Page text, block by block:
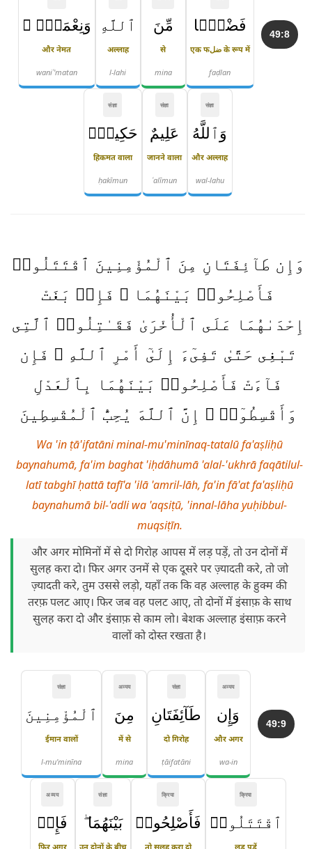
49:8 فَضْلًۭا
एक फضل के रूप में
faḍlan
مِّنَ
से
mina
ٱللَّهِ
अल्लाह
l-lahi
وَنِعْمَةًۭ ۚ
और नेमत
waniʿ'matan
संज्ञा
وَٱللَّهُ
और अल्लाह
wal-lahu
संज्ञा
عَلِيمٌ
जानने वाला
ʿalīmun
संज्ञा
حَكِيمٌۭ
हिकमत वाला
ḥakīmun
وَإِن طَآئِفَتَانِ مِنَ ٱلْمُؤْمِنِينَ ٱقْتَتَلُوا۟
فَأَصْلِحُوا۟ بَيْنَهُمَا ۖ فَإِنۢ بَغَتْ
إِحْدَىٰهُمَا عَلَى ٱلْأُخْرَىٰ فَقَـٰتِلُوا۟ ٱلَّتِى
تَبْغِى حَتَّىٰ تَفِىٓءَ إِلَىٰٓ أَمْرِ ٱللَّهِ ۚ فَإِن
فَآءَتْ فَأَصْلِحُوا۟ بَيْنَهُمَا بِٱلْعَدْلِ
وَأَقْسِطُوٓا۟ ۖ إِنَّ ٱللَّهَ يُحِبُّ ٱلْمُقْسِطِينَ
Wa 'in ṭā'ifatāni minal-mu'minīnaq-tatalū fa'aṣliḥū
baynahumā, fa'im baghat 'iḥdāhumā 'alal-'ukhrā faqātilul-
latī tabghī ḥattā tafī'a 'ilā 'amril-lāh, fa'in fā'at fa'aṣliḥū
baynahumā bil-'adli wa 'aqsiṭū, 'innal-lāha yuḥibbul-
muqsiṭīn.
और अगर मोमिनों में से दो गिरोह आपस में लड़ पड़ें, तो उन दोनों में
सुलह करा दो। फिर अगर उनमें से एक दूसरे पर ज़्यादती करे, तो जो
ज़्यादती करे, तुम उससे लड़ो, यहाँ तक कि वह अल्लाह के हुक्म की
तरफ़ पलट आए। फिर जब वह पलट आए, तो दोनों में इंसाफ़ के साथ
सुलह करा दो और इंसाफ़ से काम लो। बेशक अल्लाह इंसाफ़ करने
वालों को दोस्त रखता है।
49:9
अव्यय
وَإِن
और अगर
wa-in
संज्ञा
طَآئِفَتَانِ
दो गिरोह
ṭāifatāni
अव्यय
مِنَ
में से
mina
संज्ञा
ٱلْمُؤْمِنِينَ
ईमान वालों
l-mu'minīna
क्रिया
ٱقْتَتَلُوا۟
क्रिया
فَأَصْلِحُوا۟
संज्ञा
بَيْنَهُمَا ۖ
अव्यय
فَإِنۢ